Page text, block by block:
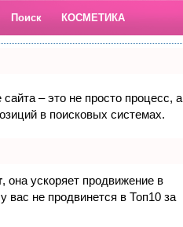
Поиск КОСМЕТИКА
– это не просто процесс, а
в поисковых системах.
, она ускоряет продвижение в
вас не продвинется в Топ10 за